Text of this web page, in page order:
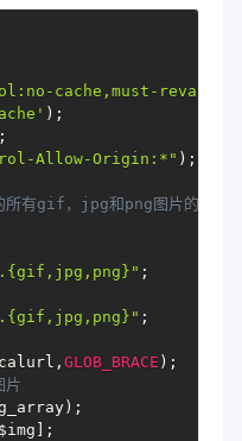
cache,must-
) ;
;
Allow-Origin:*" ) ;
所有gif，jpg和png图片的数组
;
;
,GLOB_BRACE ) ;
片
) ;
$img ] ;